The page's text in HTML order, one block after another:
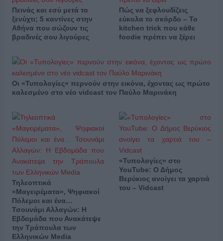
Πεινάς και εσύ μετά το
ξενύχτι; 5 καντίνες στην
Αθήνα που σώζουν τις
βραδινές σου λιγούρες
Πώς να ξεφλουδίζεις
εύκολα το σκόρδο – Το
kitchen trick που κάθε
foodie πρέπει να ξέρει
Οι «Τυπολογίες» περνούν στην εικόνα, έχοντας ως πρώτο
καλεσμένο στο νέο vidcast τον Παύλο Μαρινάκη
Τηλεοπτικά
«Μαγειρέματα», Ψηφιακοί
Πόλεμοι και ένα…
Τσουνάμι Αλλαγών: Η
Εβδομάδα που Ανακάτεψε
την Τράπουλα των
Ελληνικών Media
«Τυπολογίες» στο
YouTube: Ο Δήμος
Βερύκιος ανοίγει τα χαρτιά
του – Vidcast